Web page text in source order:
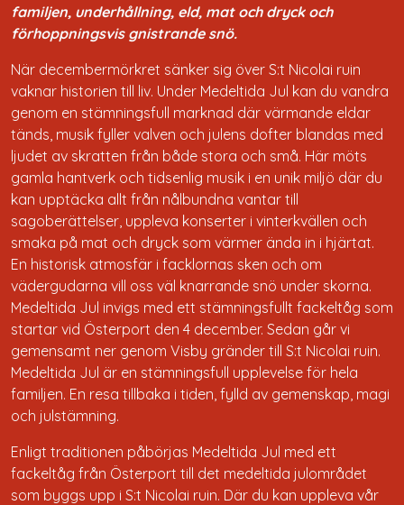
familjen, underhållning, eld, mat och dryck och
förhoppningsvis gnistrande snö.
När decembermörkret sänker sig över S:t Nicolai ruin
vaknar historien till liv. Under Medeltida Jul kan du vandra
genom en stämningsfull marknad där värmande eldar
tänds, musik fyller valven och julens dofter blandas med
ljudet av skratten från både stora och små. Här möts
gamla hantverk och tidsenlig musik i en unik miljö där du
kan upptäcka allt från nålbundna vantar till
sagoberättelser, uppleva konserter i vinterkvällen och
smaka på mat och dryck som värmer ända in i hjärtat.
En historisk atmosfär i facklornas sken och om
vädergudarna vill oss väl knarrande snö under skorna.
Medeltida Jul invigs med ett stämningsfullt fackeltåg som
startar vid Österport den 4 december. Sedan går vi
gemensamt ner genom Visby gränder till S:t Nicolai ruin.
Medeltida Jul är en stämningsfull upplevelse för hela
familjen. En resa tillbaka i tiden, fylld av gemenskap, magi
och julstämning.
Enligt traditionen påbörjas Medeltida Jul med ett
fackeltåg från Österport till det medeltida julområdet
som byggs upp i S:t Nicolai ruin. Där du kan uppleva vår